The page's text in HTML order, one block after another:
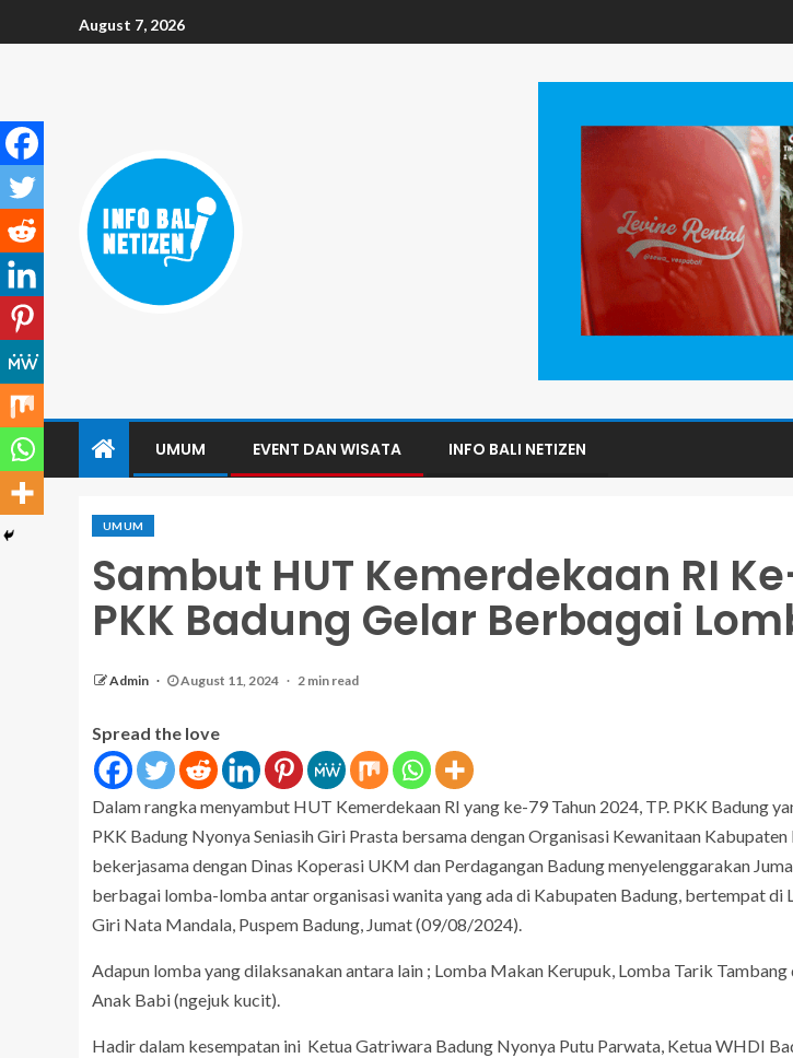
August 7, 2026
UMUM EVENT DAN WISATA INFO BALI NETIZEN
UMUM
Sambut HUT Kemerdekaan RI
PKK Badung Gelar Berbagai
Admin August 11, 2024 2 min read
Spread the love
Dalam rangka menyambut HUT Kemerdekaan RI yang ke-79 Tahun 2024, TP. PKK Badung
PKK Badung Nyonya Seniasih Giri Prasta bersama dengan Organisasi Kewanitaan Kabupaten
bekerjasama dengan Dinas Koperasi UKM dan Perdagangan Badung menyelenggarakan
berbagai lomba-lomba antar organisasi wanita yang ada di Kabupaten Badung, bertempat di
Giri Nata Mandala, Puspem Badung, Jumat (09/08/2024).
Adapun lomba yang dilaksanakan antara lain ; Lomba Makan Kerupuk, Lomba Tarik
Anak Babi (ngejuk kucit).
Hadir dalam kesempatan ini Ketua Gatriwara Badung Nyonya Putu Parwata, Ketua WHDI